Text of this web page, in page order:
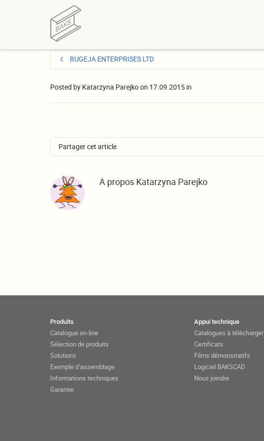
BUGEJA ENTERPRISES LTD
Posted by Katarzyna Parejkoon 17.09.2015 in
Partager cet article
A propos Katarzyna Parejko
Produits
Catalogue on-line
Sélection de produits
Solutions
Exemple d’assemblage
Informations techniques
Garantie
Appui technique
Catalogues à télécharger
Certificats
Films démonstratifs
Logiciel BAKSCAD
Nous joindre